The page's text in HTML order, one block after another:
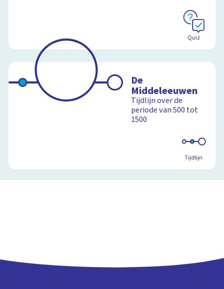
Quiz
De
Middeleeuwen
Tijdlijn over de
periode van 500 tot
1500
Tijdlijn